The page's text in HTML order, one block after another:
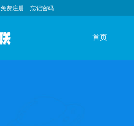
免费注册 忘记密码
首页